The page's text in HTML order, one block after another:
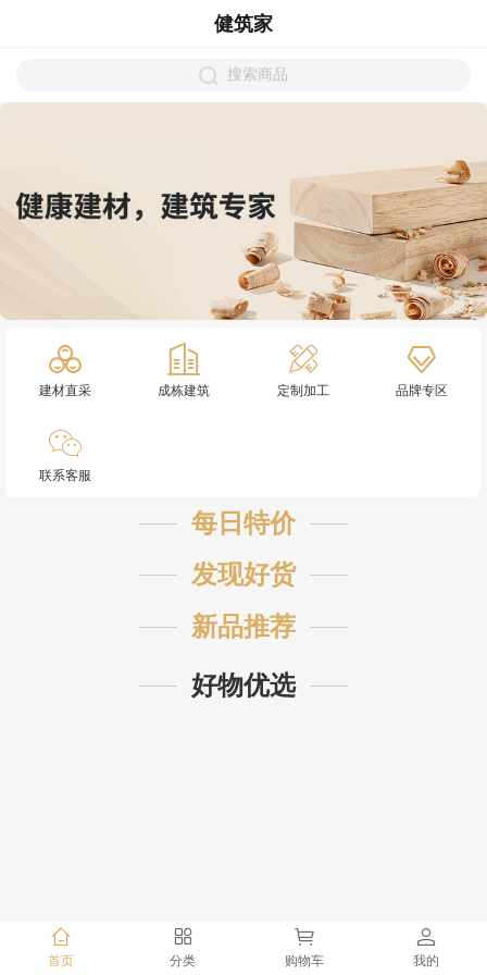
健筑家
搜索商品
建材直采 成栋建筑 定制加工 品牌专区
联系客服
每日特价
发现好货
新品推荐
好物优选
首页 分类 购物车 我的